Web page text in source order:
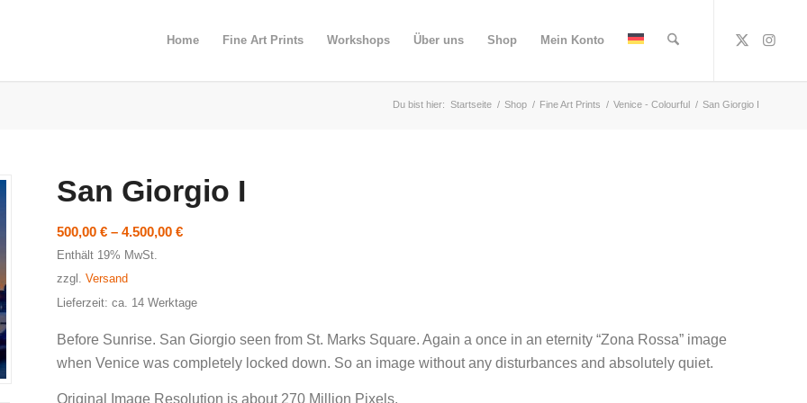
Home Fine Art Prints Workshops Über uns Shop Mein Konto
Du bist hier: Startseite / Shop / Fine Art Prints / Venice - Colourful / San Giorgio I
San Giorgio I
500,00 € – 4.500,00 €Preisspanne:
Enthält 19% MwSt.
zzgl. Versand
Lieferzeit: ca. 14 Werktage
Before Sunrise. San Giorgio seen from St. Marks Square. Again a once in an eternity “Zona Rossa” image
when Venice was completely locked down. So an image without any disturbances and absolutely quiet.
Original Image Resolution is about 270 Million Pixels.